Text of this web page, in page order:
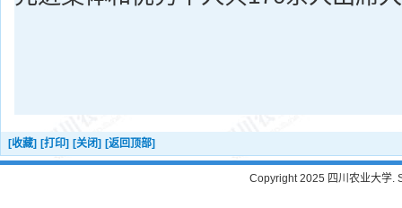
[收藏] [打印] [关闭] [返回顶部]
Copyright 2025 四川农业大学.